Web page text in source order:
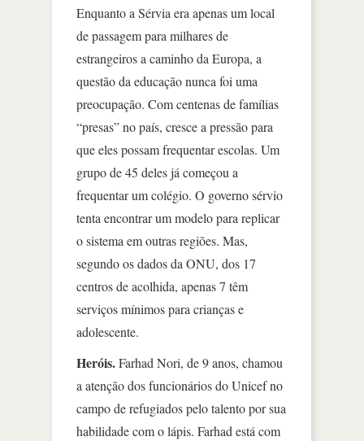
Enquanto a Sérvia era apenas um local
de passagem para milhares de
estrangeiros a caminho da Europa, a
questão da educação nunca foi uma
preocupação. Com centenas de famílias
“presas” no país, cresce a pressão para
que eles possam frequentar escolas. Um
grupo de 45 deles já começou a
frequentar um colégio. O governo sérvio
tenta encontrar um modelo para replicar
o sistema em outras regiões. Mas,
segundo os dados da ONU, dos 17
centros de acolhida, apenas 7 têm
serviços mínimos para crianças e
adolescente.
Heróis.Farhad Nori, de 9 anos, chamou
a atenção dos funcionários do Unicef no
campo de refugiados pelo talento por sua
habilidade com o lápis. Farhad está com